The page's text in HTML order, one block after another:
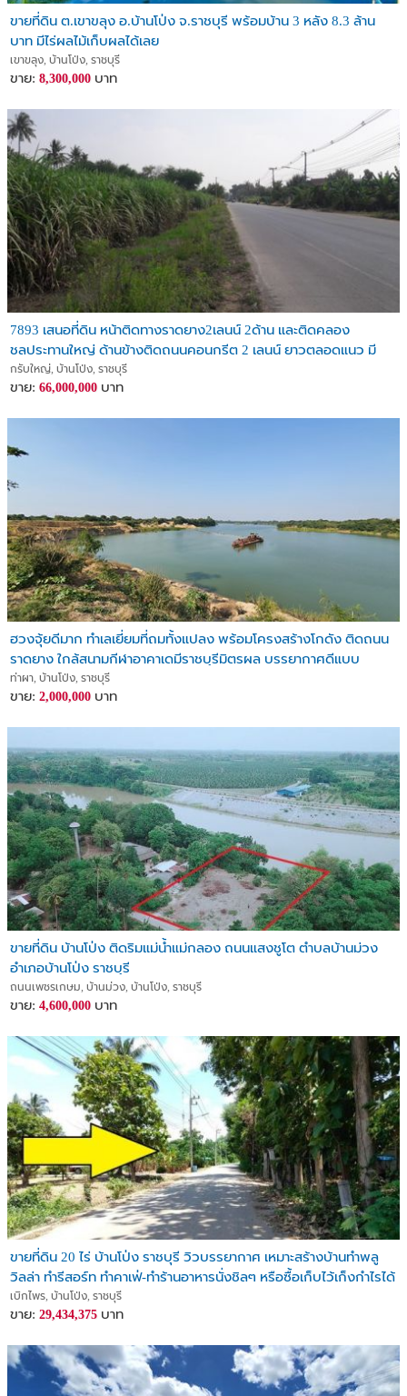
ขายที่ดิน ต.เขาขลุง อ.บ้านโป่ง จ.ราชบุรี พร้อมบ้าน 3 หลัง 8.3 ล้าน
บาท มีไร่ผลไม้เก็บผลได้เลย
เขาขลุง, บ้านโป่ง, ราชบุรี
ขาย: 8,300,000 บาท
7893 เสนอที่ดิน หน้าติดทางราดยาง2เลนน์ 2ด้าน และติดคลอง
ชลประทานใหญ่ ด้านข้างติดถนนคอนกรีต 2 เลนน์ ยาวตลอดแนว มี
ไฟฟ้า 3 เฟรส น้ำประปา ห่างจากทางด่วนขึ้
กรับใหญ่, บ้านโป่ง, ราชบุรี
ขาย: 66,000,000 บาท
ฮวงจุ้ยดีมาก ทำเลเยี่ยมที่ถมทั้งแปลง พร้อมโครงสร้างโกดัง ติดถนน
ราดยาง ใกล้สนามกีฬาอาคาเดมีราชบุรีมิตรผล บรรยากาศดีแบบ
ธรรมชาติ ติดบึงน้ำขนาดใหญ่ 2ไร่
ท่าผา, บ้านโป่ง, ราชบุรี
ขาย: 2,000,000 บาท
ขายที่ดิน บ้านโป่ง ติดริมแม่น้ำแม่กลอง ถนนแสงชูโต ตำบลบ้านม่วง
อำเภอบ้านโป่ง ราชบุรี
ถนนเพชรเกษม, บ้านม่วง, บ้านโป่ง, ราชบุรี
ขาย: 4,600,000 บาท
ขายที่ดิน 20 ไร่ บ้านโป่ง ราชบุรี วิวบรรยากาศ เหมาะสร้างบ้านทำพลู
วิลล่า ทำรีสอร์ท ทำคาเฟ่-ทำร้านอาหารนั่งชิลๆ หรือซื้อเก็บไว้เก็งกำไรได้
เบิกไพร, บ้านโป่ง, ราชบุรี
ขาย: 29,434,375 บาท